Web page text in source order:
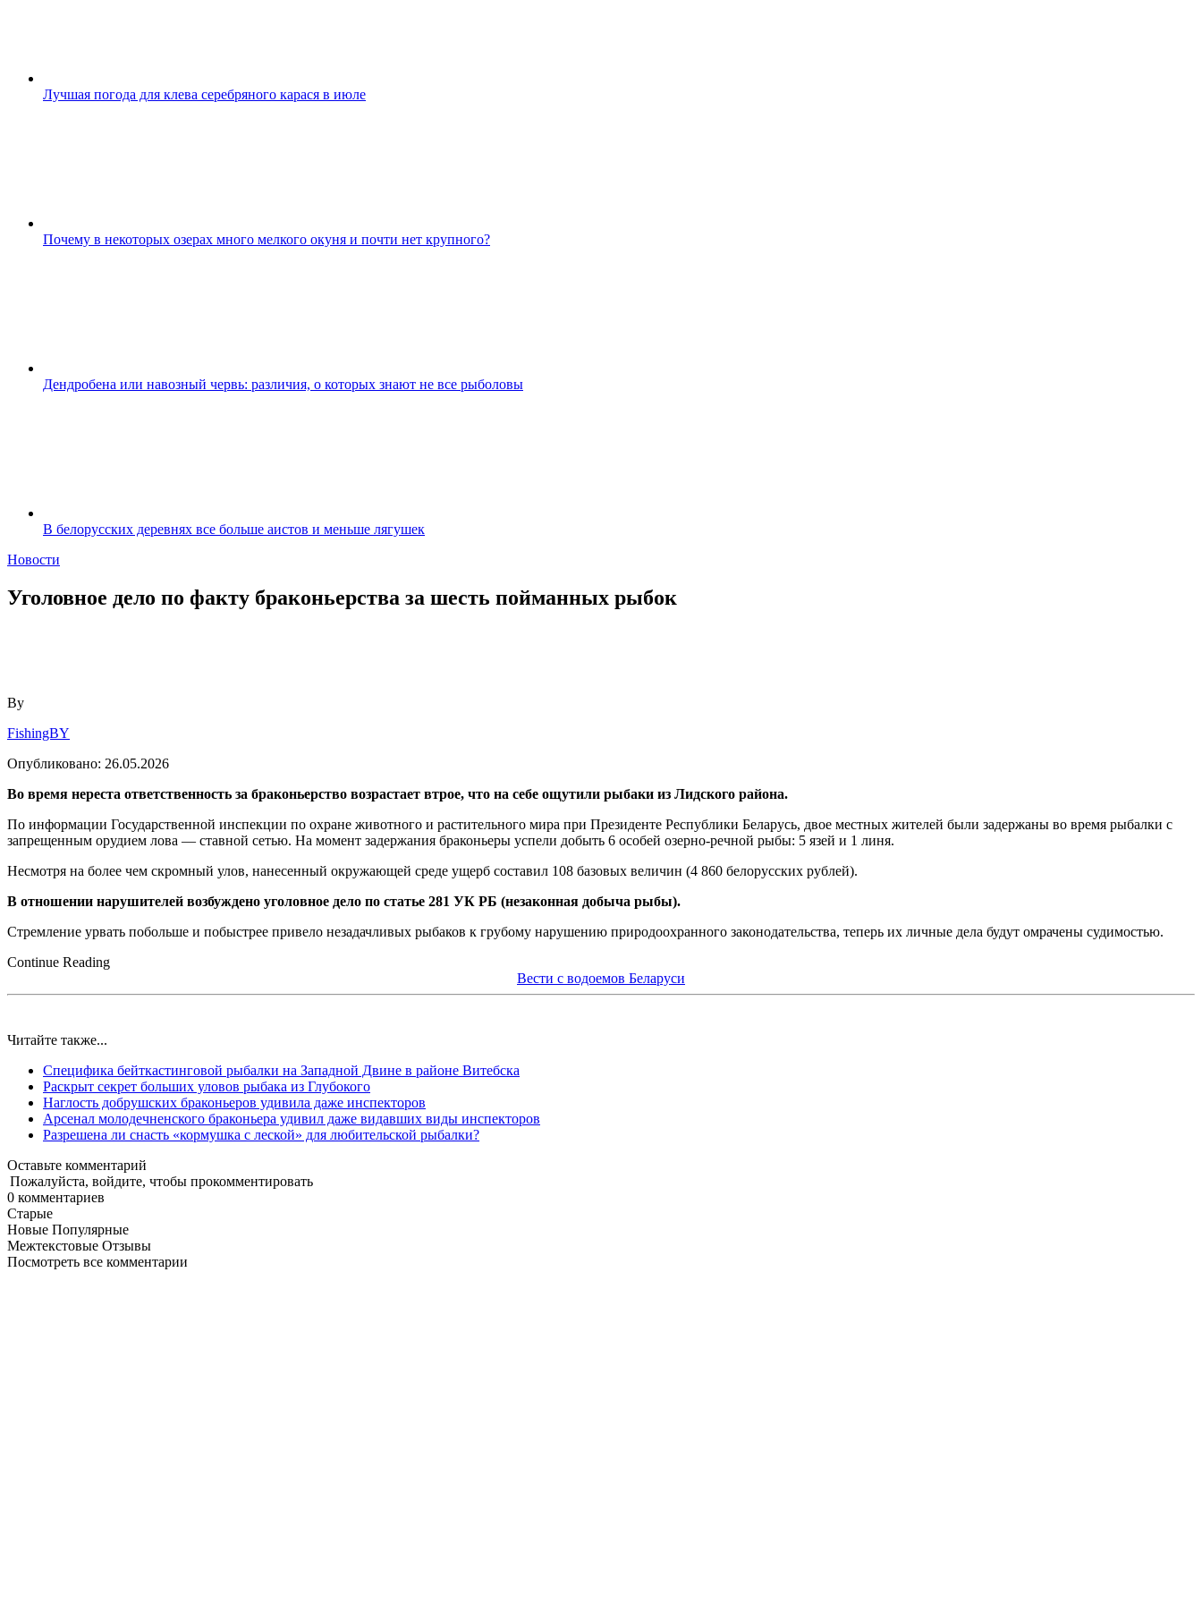
Лучшая погода для клева серебряного карася в июле
Почему в некоторых озерах много мелкого окуня и почти нет крупного?
Дендробена или навозный червь: различия, о которых знают не все рыболовы
В белорусских деревнях все больше аистов и меньше лягушек
Новости
Уголовное дело по факту браконьерства за шесть пойманных рыбок
By
FishingBY
Опубликовано: 26.05.2026
Во время нереста ответственность за браконьерство возрастает втрое, что на себе ощутили рыбаки из Лидского района.
По информации Государственной инспекции по охране животного и растительного мира при Президенте Республики Беларусь, двое местных жителей были задержаны во время рыбалки с
запрещенным орудием лова — ставной сетью. На момент задержания браконьеры успели добыть 6 особей озерно-речной рыбы: 5 язей и 1 линя.
Несмотря на более чем скромный улов, нанесенный окружающей среде ущерб составил 108 базовых величин (4 860 белорусских рублей).
В отношении нарушителей возбуждено уголовное дело по статье 281 УК РБ (незаконная добыча рыбы).
Стремление урвать побольше и побыстрее привело незадачливых рыбаков к грубому нарушению природоохранного законодательства, теперь их личные дела будут омрачены судимостью.
Continue Reading
Вести с водоемов Беларуси
Читайте также...
Специфика бейткастинговой рыбалки на Западной Двине в районе Витебска
Раскрыт секрет больших уловов рыбака из Глубокого
Наглость добрушских браконьеров удивила даже инспекторов
Арсенал молодечненского браконьера удивил даже видавших виды инспекторов
Разрешена ли снасть «кормушка с леской» для любительской рыбалки?
Оставьте комментарий
Пожалуйста, войдите, чтобы прокомментировать
0 комментариев
Старые
Новые Популярные
Межтекстовые Отзывы
Посмотреть все комментарии